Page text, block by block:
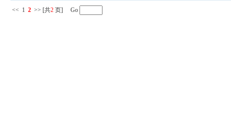
<< 1 2 >> [共2 页] Go